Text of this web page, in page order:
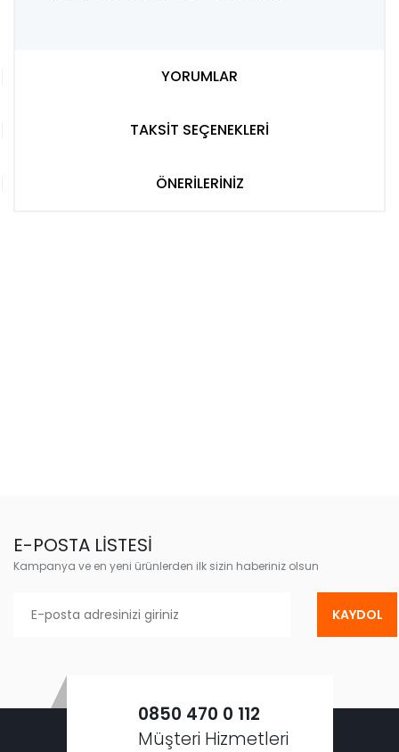
YORUMLAR
TAKSİT SEÇENEKLERİ
ÖNERİLERİNİZ
E-POSTA LİSTESİ
Kampanya ve en yeni ürünlerden ilk sizin haberiniz olsun
KAYDOL
0850 470 0 112
Müşteri Hizmetleri